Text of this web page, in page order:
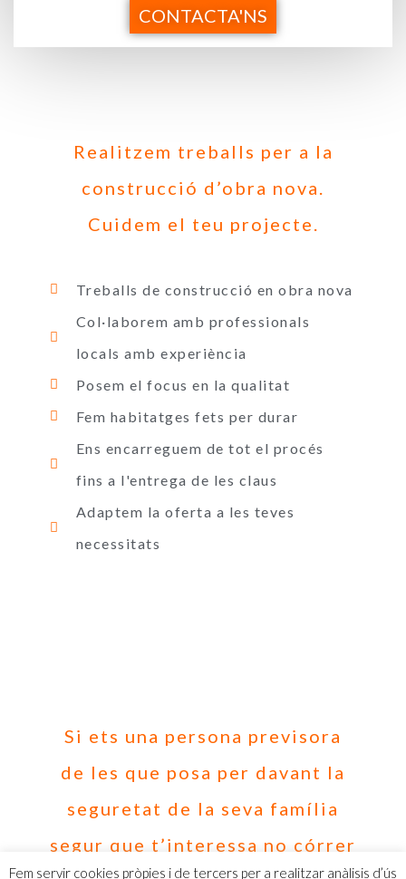
CONTACTA'NS
Realitzem treballs per a la
construcció d’obra nova.
Cuidem el teu projecte.
Treballs de construcció en obra nova
Col·laborem amb professionals
locals amb experiència
Posem el focus en la qualitat
Fem habitatges fets per durar
Ens encarreguem de tot el procés
fins a l'entrega de les claus
Adaptem la oferta a les teves
necessitats
Si ets una persona previsora
de les que posa per davant la
seguretat de la seva família
segur que t’interessa no córrer
Fem servir cookies pròpies i de tercers per a realitzar anàlisis d’ús